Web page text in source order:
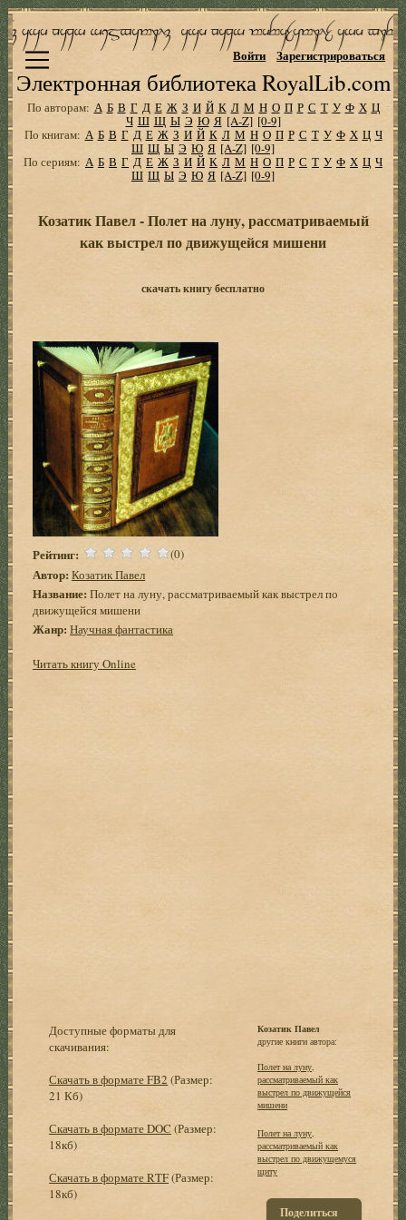
Электронная библиотека RoyalLib.com
Войти Зарегистрироваться
По авторам: А Б В Г Д Е Ж З И Й К Л М Н О П Р С Т У Ф Х Ц
Ч Ш Щ Ы Э Ю Я [A-Z] [0-9]
По книгам: А Б В Г Д Е Ж З И Й К Л М Н О П Р С Т У Ф Х Ц Ч
Ш Щ Ы Э Ю Я [A-Z] [0-9]
По сериям: А Б В Г Д Е Ж З И Й К Л М Н О П Р С Т У Ф Х Ц Ч
Ш Щ Ы Э Ю Я [A-Z] [0-9]
Козатик Павел - Полет на луну, рассматриваемый
как выстрел по движущейся мишени
скачать книгу бесплатно
Рейтинг: (0)
Автор: Козатик Павел
Название: Полет на луну, рассматриваемый как выстрел по
движущейся мишени
Жанр: Научная фантастика
Читать книгу Online
Доступные форматы для
скачивания:
Скачать в формате FB2 (Размер:
21 Кб)
Скачать в формате DOC (Размер:
18кб)
Скачать в формате RTF(Размер:
18кб)
Козатик Павел
другие книги автора:
Полет на луну,
рассматриваемый как
выстрел по движущейся
мишени
Полет на луну,
рассматриваемый как
выстрел по движущемуся
щиту
Поделиться